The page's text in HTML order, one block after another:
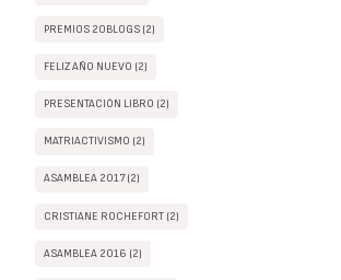
PREMIOS 20BLOGS (2)
FELIZ AÑO NUEVO (2)
PRESENTACIÓN LIBRO (2)
MATRIACTIVISMO (2)
ASAMBLEA 2017 (2)
CRISTIANE ROCHEFORT (2)
ASAMBLEA 2016 (2)